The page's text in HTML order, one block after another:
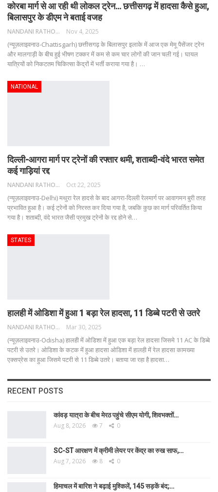
कोरबा मार्ग से आ रही थी लोकल ट्रेन… छत्तीसगढ़ में हादसा कैसे हुआ,
बिलासपुर के डीएम ने बताई वजह
NANDANI RATHORE Nov 4, 2025
(न्यूज़लाइवनाउ-Chattisgarh) छत्तीसगढ़ के बिलासपुर इलाके में आज एक मेमू पैसेंजर ट्रेन
और मालगाड़ी के बीच हुई भीषण टक्कर में कम से कम चार लोगों की जान चली गई। घायल
यात्रियों को निकटतम चिकित्सा केंद्रों में भर्ती कराया गया है। …
NATIONAL
दिल्ली-आगरा मार्ग पर ट्रेनों की रफ्तार थमी, शताब्दी-वंदे भारत समेत
कई गाड़ियां रद्द
NANDANI RATHORE Oct 22, 2025
(न्यूज़लाइवनाउ-Delhi) मथुरा रेल हादसे के बाद आगरा-दिल्ली रेलमार्ग पर आवागमन बुरी तरह
प्रभावित हुआ है। कई ट्रेनों को निरस्त कर दिया गया है, जबकि कुछ का मार्ग परिवर्तित किया
गया है। शताब्दी, वंदे भारत जैसी प्रमुख ट्रेनों के रद्द होने से…
STATES
हालही में ओडिशा में हुआ 1 बड़ा रेल हादसा, 11 डिब्बे पटरी से उतरे
NANDANI RATHORE Mar 30, 2025
(न्यूज़लाइवनाउ-Odisha) हालही में ओडिशा में हुआ एक बड़ा रेल हादसा जिसमे 11 AC के डिब्बे
पटरी से उतरे। ओडिशा के कटक में हुआ हादसाओडिशा में हालही में रेल हादसा कामख्या
एक्सप्रेस का हुआ जिसमे पटरी से 11 डिब्बे उतरे। बताया जा रहा है हादसा…
RECENT POSTS
कांवड़ यात्रा के बीच मेरठ पहुंचे सीएम योगी, शिवभक्तों…
Aug 8, 2026 7 0
SC-ST आरक्षण में क्रीमी लेयर पर केंद्र का रुख साफ,…
Aug 7, 2026 8 0
हिमाचल में बारिश ने बढ़ाई मुश्किलें, 145 सड़कें बंद;…